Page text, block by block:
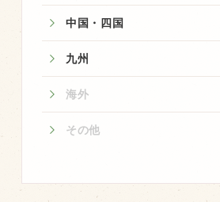
中国・四国
九州
海外
その他
豊西ソース
ギフト
取り扱い店
販売店
その他